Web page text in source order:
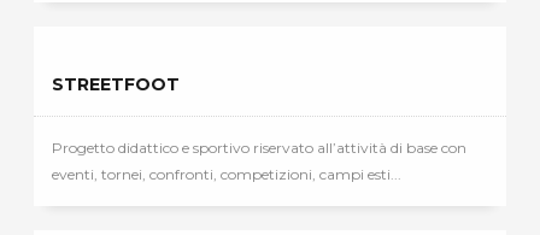
STREETFOOT
Progetto didattico e sportivo riservato all’attività di base con
eventi, tornei, confronti, competizioni, campi esti...